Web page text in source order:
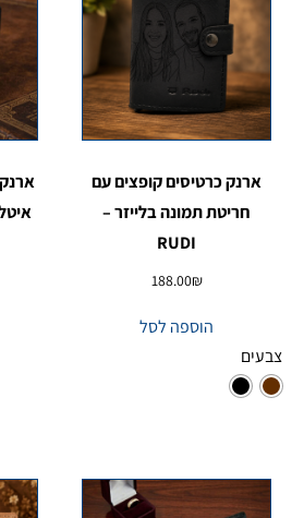
ארנק כרטיסים קופצים עם
חריטת תמונה בלייזר –
RUDI
188.00₪
הוספה לסל
צבעים